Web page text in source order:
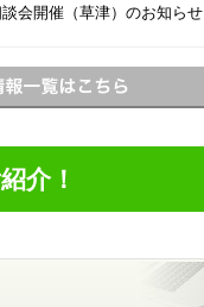
会開催（草津）のお知らせ
介！